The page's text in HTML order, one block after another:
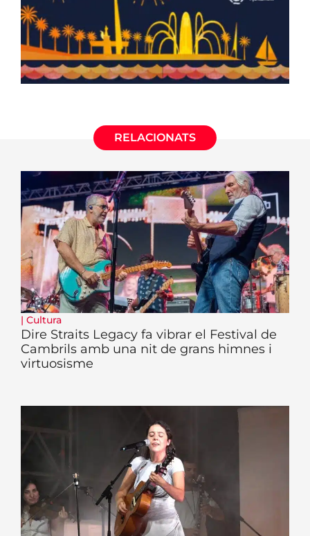
RELACIONATS
| Cultura
Dire Straits Legacy fa vibrar el Festival de
Cambrils amb una nit de grans himnes i
virtuosisme